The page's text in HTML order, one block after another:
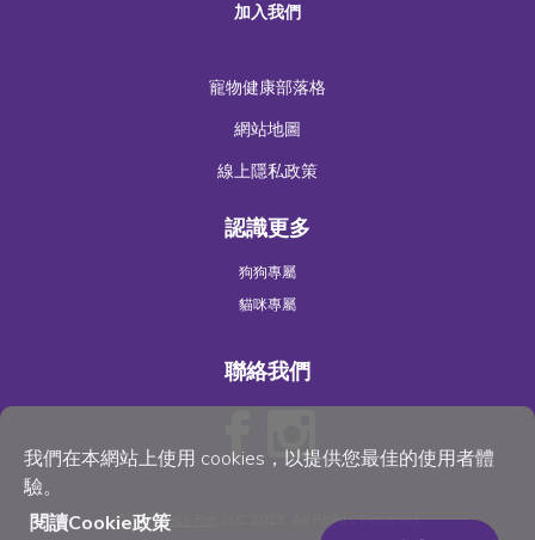
我們在本網站上使用 cookies，以提供您最佳的使用者體
驗。
閱讀Cookie政策
加入我們
寵物健康部落格
網站地圖
線上隱私政策
認識更多
狗狗專屬
貓咪專屬
聯絡我們
©Wellness Pet , LLC 2023. All Rights Reserved